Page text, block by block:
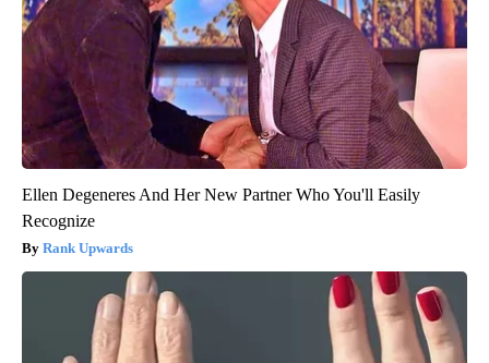
Ellen Degeneres And Her New Partner Who You'll Easily
Recognize
Rank Upwards